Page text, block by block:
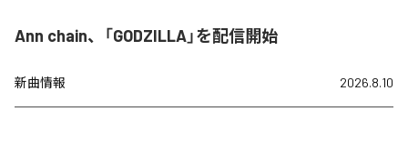
Ann chain、「GODZILLA」を配信開始
新曲情報 2026.8.10